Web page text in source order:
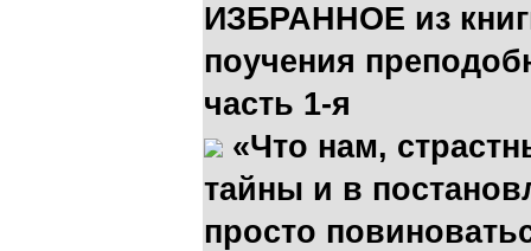
ИЗБРАННОЕ из
поучения
часть 1-я
«Что нам,
тайны и в
просто